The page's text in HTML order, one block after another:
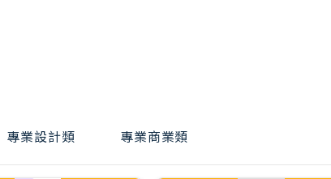
專業設計類 專業商業類